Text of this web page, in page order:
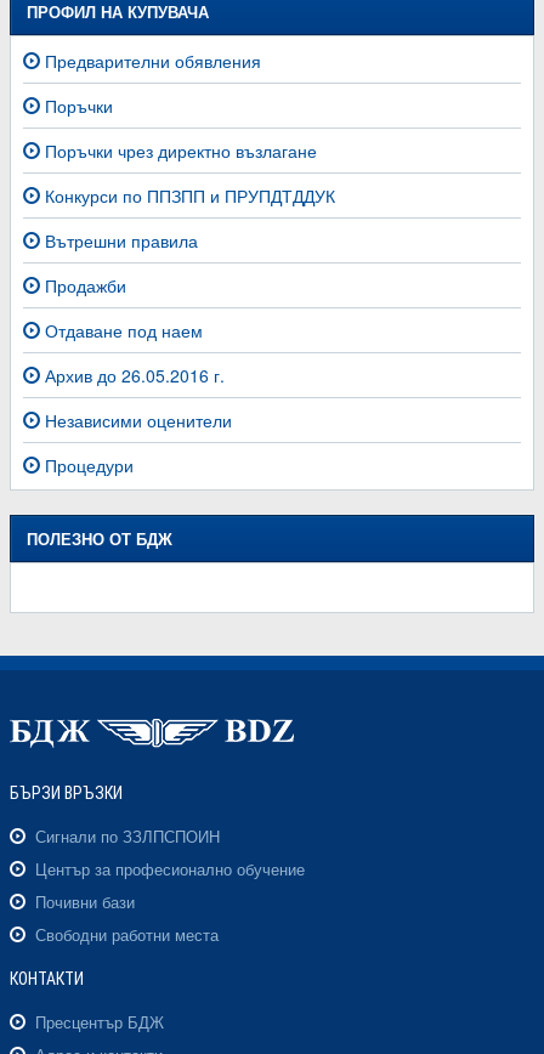
ПРОФИЛ НА КУПУВАЧА
Предварителни обявления
Поръчки
Поръчки чрез директно възлагане
Конкурси по ППЗПП и ПРУПДТДДУК
Вътрешни правила
Продажби
Отдаване под наем
Архив до 26.05.2016 г.
Независими оценители
Процедури
ПОЛЕЗНО ОТ БДЖ
БЪРЗИ ВРЪЗКИ
Сигнали по ЗЗЛПСПОИН
Център за професионално обучение
Почивни бази
Свободни работни места
КОНТАКТИ
Пресцентър БДЖ